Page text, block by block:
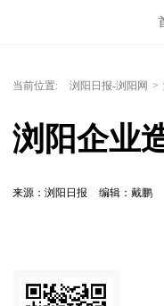
当前位置: 浏阳日报-浏阳网 >
浏阳企业
来源：浏阳日报 编辑：戴鹏